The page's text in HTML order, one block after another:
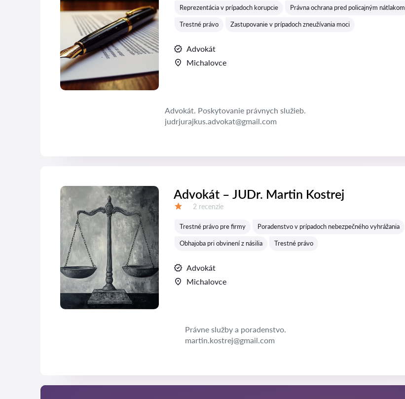
Reprezentácia v prípadoch korupcie Právna ochrana pred policajným nátlakom
Trestné právo Zastupovanie v prípadoch zneužívania moci
Advokát
Michalovce
Advokát. Poskytovanie právnych služieb.
judrjurajkus.advokat@gmail.com
Advokát – JUDr. Martin Kostrej
Recenzií:
2 recenzie
Trestné právo pre firmy Poradenstvo v prípadoch nebezpečného vyhrážania
Obhajoba pri obvinení z násilia Trestné právo
Advokát
Michalovce
Právne služby a poradenstvo.
martin.kostrej@gmail.com